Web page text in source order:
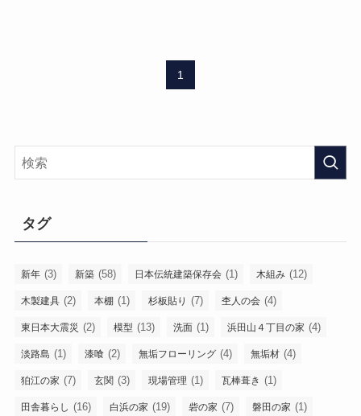
1
タグ
新年 (3) 新築 (58) 日本伝統建築保存会 (1) 木組み (12)
木製建具 (2) 本棚 (1) 杉板貼り (7) 杢人の会 (4)
東日本大震災 (2) 模型 (13) 洗面 (1) 浜田山４丁目の家 (4)
淡路島 (1) 漆喰 (2) 無垢フローリング (4) 無垢材 (4)
狛江の家 (7) 玄関 (3) 現場管理 (1) 瓦棒葺き (1)
田舎暮らし (16) 白浜の家 (19) 砦の家 (7) 磐田の家 (1)